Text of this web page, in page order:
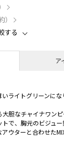
する
ア
ライトグリーンにな
胆なチャイナワンピ
で、胸元のビジュー
ウターと合わせた